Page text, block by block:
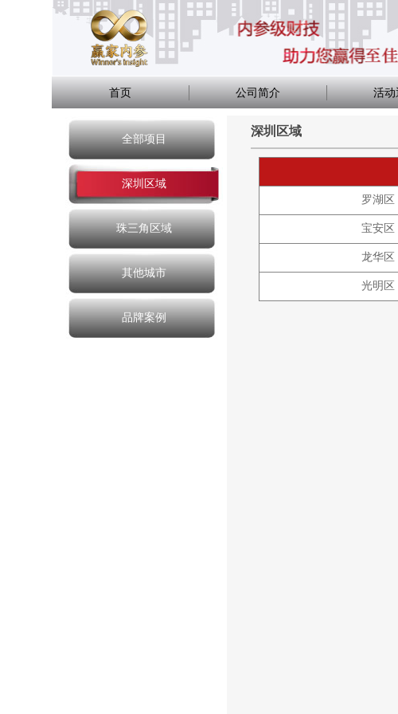
首页 公司简介 活动
全部项目
深圳区域
珠三角区域
其他城市
品牌案例
深圳区域
罗湖区
宝安区
龙华区
光明区